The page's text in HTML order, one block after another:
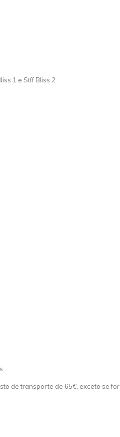
1 e Stff Bliss 2
de transporte de 65€, exceto se for